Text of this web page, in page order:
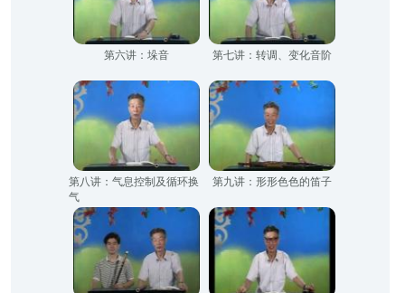
第六讲：垛音 第七讲：转调、变化音阶
第八讲：气息控制及循环换
气
第九讲：形形色色的笛子